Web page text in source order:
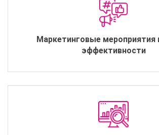
Маркетинговые мероприятия
эффективности